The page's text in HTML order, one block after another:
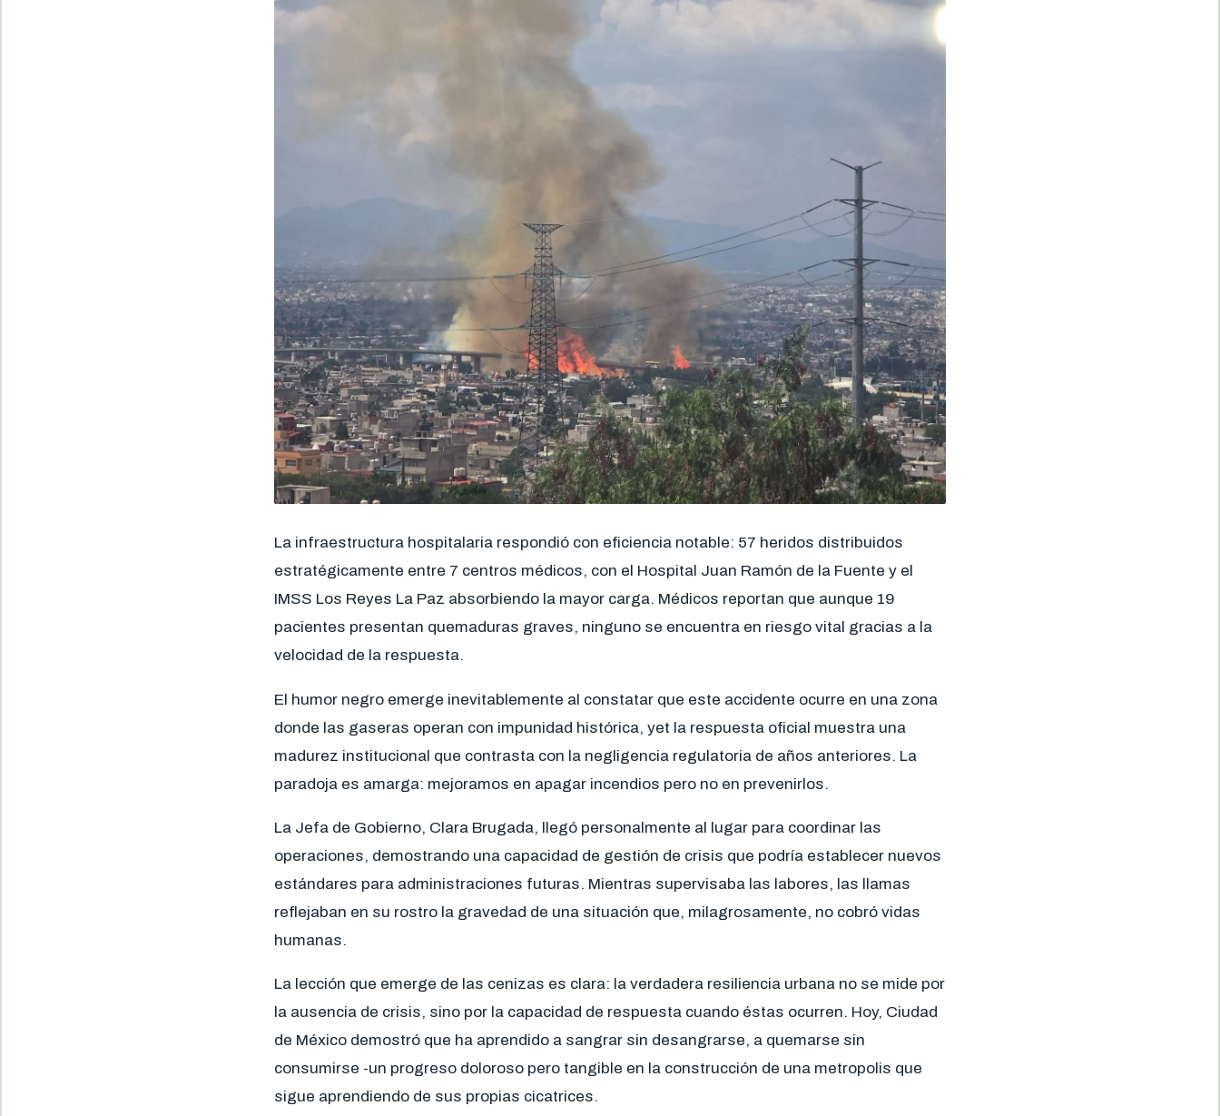
La infraestructura hospitalaria respondió con eficiencia notable: 57 heridos distribuidos
estratégicamente entre 7 centros médicos, con el Hospital Juan Ramón de la Fuente y el
IMSS Los Reyes La Paz absorbiendo la mayor carga. Médicos reportan que aunque 19
pacientes presentan quemaduras graves, ninguno se encuentra en riesgo vital gracias a la
velocidad de la respuesta.
El humor negro emerge inevitablemente al constatar que este accidente ocurre en una zona
donde las gaseras operan con impunidad histórica, yet la respuesta oficial muestra una
madurez institucional que contrasta con la negligencia regulatoria de años anteriores. La
paradoja es amarga: mejoramos en apagar incendios pero no en prevenirlos.
La Jefa de Gobierno, Clara Brugada, llegó personalmente al lugar para coordinar las
operaciones, demostrando una capacidad de gestión de crisis que podría establecer nuevos
estándares para administraciones futuras. Mientras supervisaba las labores, las llamas
reflejaban en su rostro la gravedad de una situación que, milagrosamente, no cobró vidas
humanas.
La lección que emerge de las cenizas es clara: la verdadera resiliencia urbana no se mide por
la ausencia de crisis, sino por la capacidad de respuesta cuando éstas ocurren. Hoy, Ciudad
de México demostró que ha aprendido a sangrar sin desangrarse, a quemarse sin
consumirse -un progreso doloroso pero tangible en la construcción de una metropolis que
sigue aprendiendo de sus propias cicatrices.